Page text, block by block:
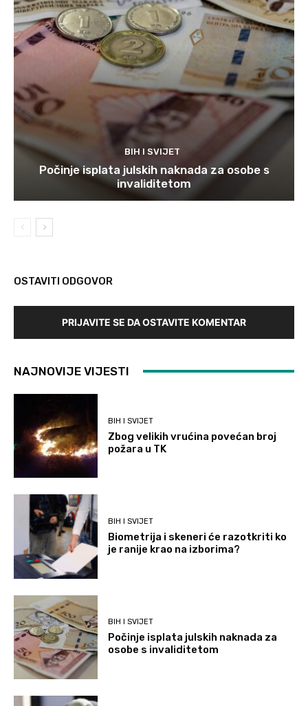
BIH I SVIJET
Počinje isplata julskih naknada za osobe s
invaliditetom
OSTAVITI ODGOVOR
PRIJAVITE SE DA OSTAVITE KOMENTAR
NAJNOVIJE VIJESTI
BIH I SVIJET
Zbog velikih vrućina povećan broj
požara u TK
BIH I SVIJET
Biometrija i skeneri će razotkriti ko
je ranije krao na izborima?
BIH I SVIJET
Počinje isplata julskih naknada za
osobe s invaliditetom